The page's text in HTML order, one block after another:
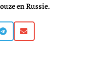
en Russie.